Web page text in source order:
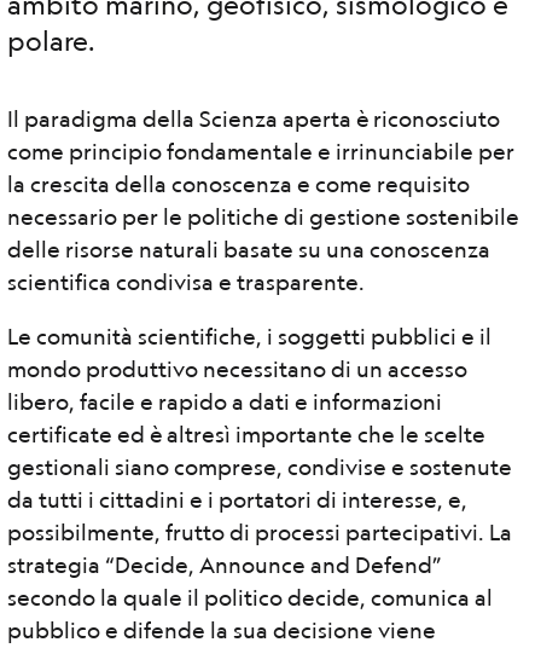
polare.
Il paradigma della Scienza aperta è riconosciuto
come principio fondamentale e irrinunciabile per
la crescita della conoscenza e come requisito
necessario per le politiche di gestione sostenibile
delle risorse naturali basate su una conoscenza
scientifica condivisa e trasparente.
Le comunità scientifiche, i soggetti pubblici e il
mondo produttivo necessitano di un accesso
libero, facile e rapido a dati e informazioni
certificate ed è altresì importante che le scelte
gestionali siano comprese, condivise e sostenute
da tutti i cittadini e i portatori di interesse, e,
possibilmente, frutto di processi partecipativi. La
strategia “Decide, Announce and Defend”
secondo la quale il politico decide, comunica al
pubblico e difende la sua decisione viene